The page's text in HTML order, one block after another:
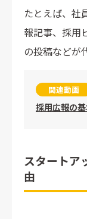
たとえば、社
報記事、採用
の投稿などが
関連動画
採用広報の
スタートア
由